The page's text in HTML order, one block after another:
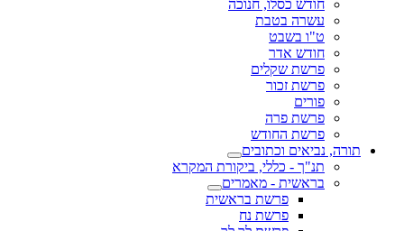
חודש כסלו, חנוכה
עשרה בטבת
ט"ו בשבט
חודש אדר
פרשת שקלים
פרשת זכור
פורים
פרשת פרה
פרשת החודש
תורה, נביאים וכתובים
תנ"ך - כללי, ביקורת המקרא
בראשית - מאמרים
פרשת בראשית
פרשת נח